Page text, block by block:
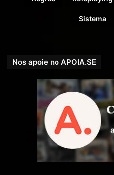
Sistema
Nos apoie no APOIA.SE